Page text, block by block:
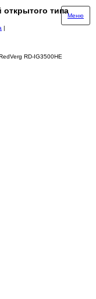
типа
Меню
|
RD-IG3500HE